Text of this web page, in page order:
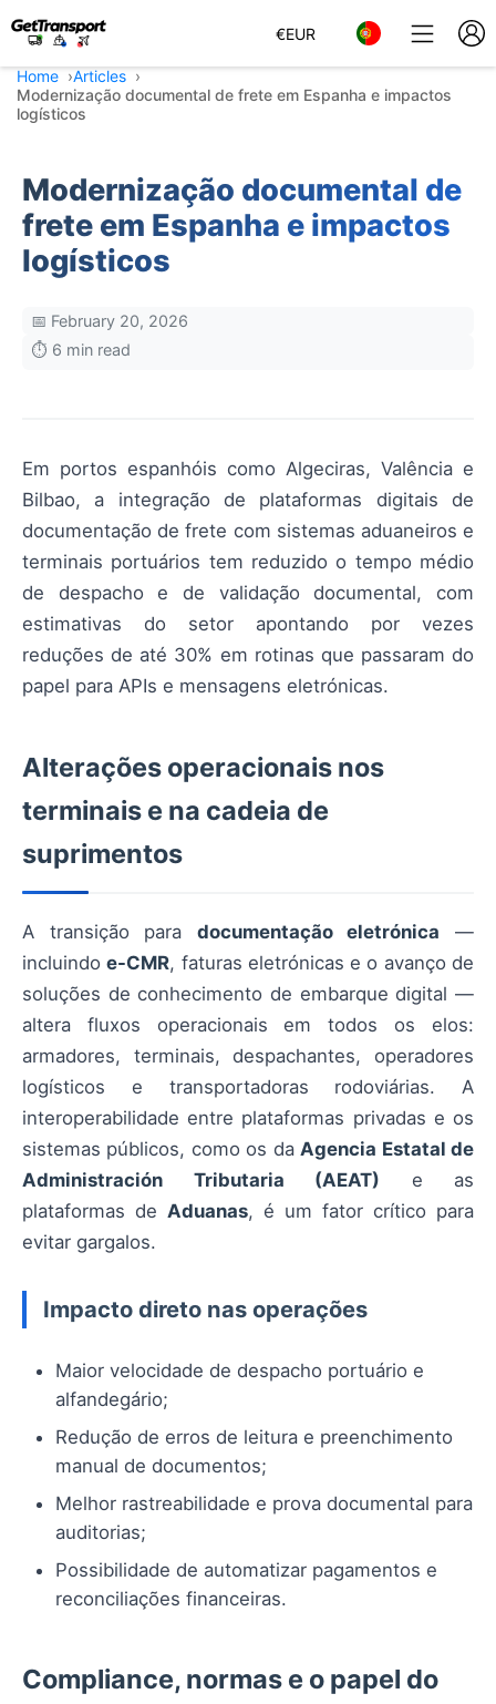
€EUR
Home
Articles
Modernização documental de frete em Espanha e impactos
logísticos
Modernização documental de
frete em Espanha e impactos
logísticos
📅 February 20, 2026
⏱️ 6 min read
Em portos espanhóis como Algeciras, Valência e
Bilbao, a integração de plataformas digitais de
documentação de frete com sistemas aduaneiros e
terminais portuários tem reduzido o tempo médio
de despacho e de validação documental, com
estimativas do setor apontando por vezes
reduções de até 30% em rotinas que passaram do
papel para APIs e mensagens eletrónicas.
Alterações operacionais nos
terminais e na cadeia de
suprimentos
A transição para documentação eletrónica —
incluindoe-CMR, faturas eletrónicas e o avanço de
soluções de conhecimento de embarque digital —
altera fluxos operacionais em todos os elos:
armadores, terminais, despachantes, operadores
logísticos e transportadoras rodoviárias. A
interoperabilidade entre plataformas privadas e os
sistemas públicos, como os daAgencia Estatal de
Administración Tributaria (AEAT) e as
plataformas de Aduanas, é um fator crítico para
evitar gargalos.
Impacto direto nas operações
Maior velocidade de despacho portuário e
alfandegário;
Redução de erros de leitura e preenchimento
manual de documentos;
Melhor rastreabilidade e prova documental para
auditorias;
Possibilidade de automatizar pagamentos e
reconciliações financeiras.
Compliance, normas e o papel do